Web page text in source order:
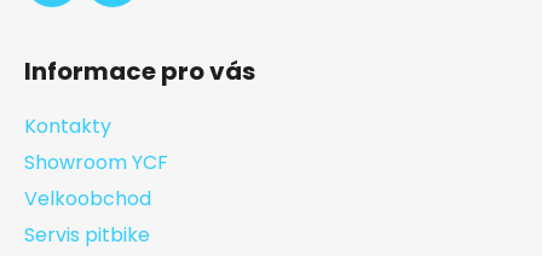
Informace pro vás
Kontakty
Showroom YCF
Velkoobchod
Servis pitbike